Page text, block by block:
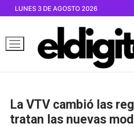
contenido
LUNES 3 DE AGOSTO 2026
La VTV cambió las
tratan las nuevas